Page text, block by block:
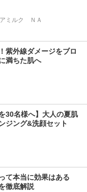
ミルク　ＮＡ
紫外線ダメージをブロ
満ちた肌へ
30名様へ】大人の夏肌
ジング&洗顔セット
て本当に効果はある
徹底解説